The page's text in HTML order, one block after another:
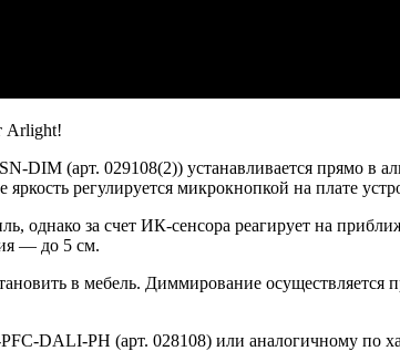
Arlight!
(арт. 029108(2)) устанавливается прямо в
регулируется микрокнопкой на плате
однако за счет ИК-сенсора реагирует на
— до 5 см.
в мебель. Диммирование
DALI-PH (арт. 028108) или аналогичному по